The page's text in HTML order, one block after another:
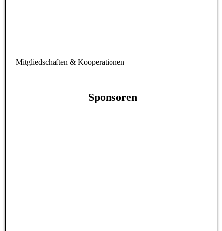
Mitgliedschaften & Kooperationen
Sponsoren